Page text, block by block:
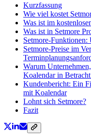
Kurzfassung
Wie viel kostet
Was ist im
Was ist in Setmore
Setmore-Funktionen:
Setmore-Preise im
Warum
Koalendar in
Kundenbericht: Ein
mit Koalendar
Lohnt sich Setmore?
Fazit